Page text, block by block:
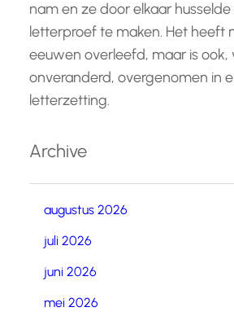
nam en ze door elkaar
letterproef te maken. Het heeft
eeuwen overleefd, maar is ook,
onveranderd, overgenomen in
letterzetting.
Archive
augustus 2026
juli 2026
juni 2026
mei 2026